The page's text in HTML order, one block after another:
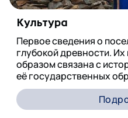
Культура
Первое сведения о
глубокой древности.
образом связана с
её государственных
вв. до н. э. и до конца I
сфере политического
образовавших в